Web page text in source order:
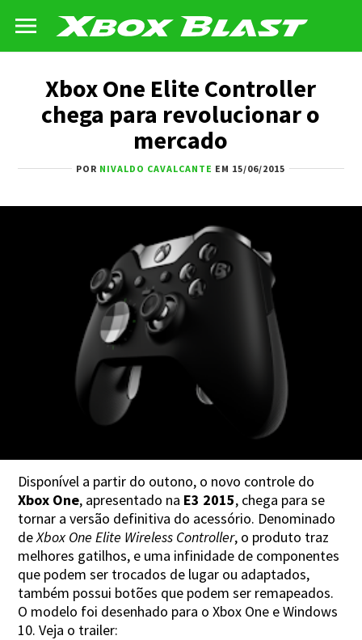
Xbox One Elite Controller
chega para revolucionar o
mercado
POR NIVALDO CAVALCANTE EM 15/06/2015
Disponível a partir do outono, o novo controle do
Xbox One, apresentado na E3 2015, chega para se
tornar a versão definitiva do acessório. Denominado
deXbox One Elite Wireless Controller, o produto traz
melhores gatilhos, e uma infinidade de componentes
que podem ser trocados de lugar ou adaptados,
também possui botões que podem ser remapeados.
O modelo foi desenhado para o Xbox One e Windows
10. Veja o trailer: